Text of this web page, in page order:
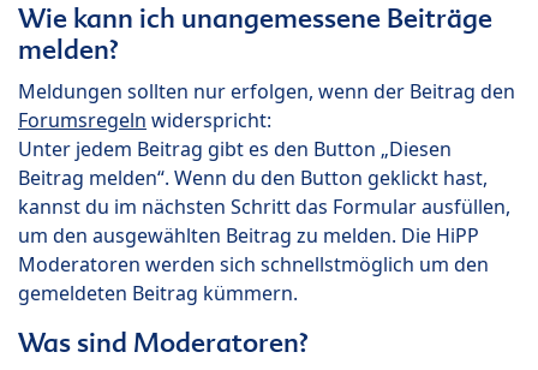
Wie kann ich unangemessene Beiträge
melden?
Meldungen sollten nur erfolgen, wenn der Beitrag den
Forumsregeln widerspricht:
Unter jedem Beitrag gibt es den Button „Diesen
Beitrag melden“. Wenn du den Button geklickt hast,
kannst du im nächsten Schritt das Formular ausfüllen,
um den ausgewählten Beitrag zu melden. Die HiPP
Moderatoren werden sich schnellstmöglich um den
gemeldeten Beitrag kümmern.
Was sind Moderatoren?